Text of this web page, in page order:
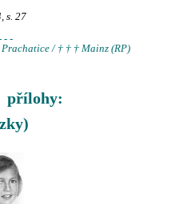
s. 27
- -
/ † † † Mainz (RP)
přílohy: